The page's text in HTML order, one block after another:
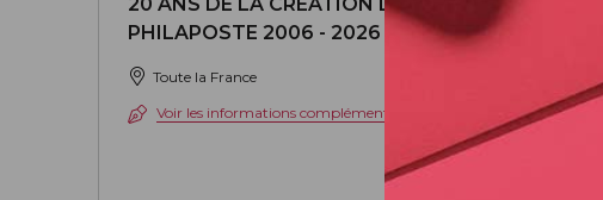
PHILAPOSTE 2006 - 2026 / BLOC
Toute la France
Voir les informations complémentaires